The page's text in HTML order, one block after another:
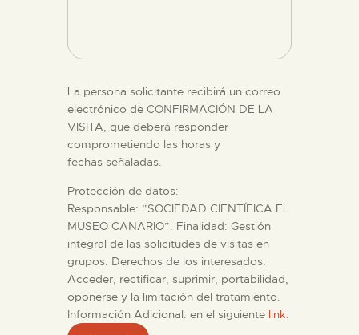
La persona solicitante recibirá un correo
electrónico de CONFIRMACIÓN DE LA
VISITA, que deberá responder
comprometiendo las horas y
fechas señaladas.
Protección de datos:
Responsable: ”SOCIEDAD CIENTÍFICA EL
MUSEO CANARIO”. Finalidad: Gestión
integral de las solicitudes de visitas en
grupos. Derechos de los interesados:
Acceder, rectificar, suprimir, portabilidad,
oponerse y la limitación del tratamiento.
Información Adicional: en el siguiente link.